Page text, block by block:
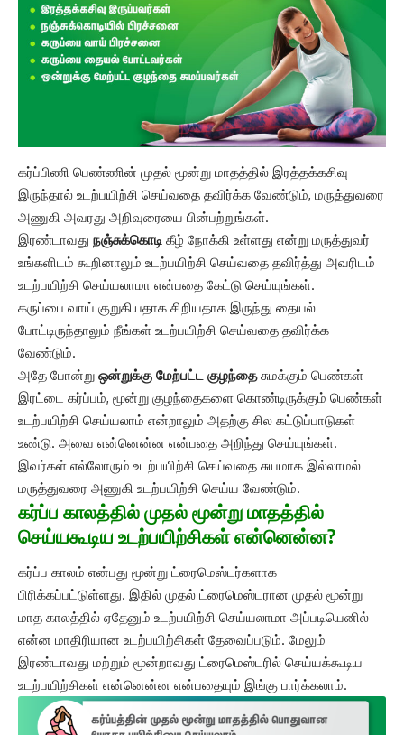
கர்ப்பிணி பெண்ணின் முதல் மூன்று மாதத்தில் இரத்தக்கசிவு
இருந்தால் உடற்பயிற்சி செய்வதை தவிர்க்க வேண்டும், மருத்துவரை
அணுகி அவரது அறிவுரையை பின்பற்றுங்கள்.
இரண்டாவது நஞ்சுக்கொடி கீழ் நோக்கி உள்ளது என்று மருத்துவர்
உங்களிடம் கூறினாலும் உடற்பயிற்சி செய்வதை தவிர்த்து அவரிடம்
உடற்பயிற்சி செய்யலாமா என்பதை கேட்டு செய்யுங்கள்.
கருப்பை வாய் குறுகியதாக சிறியதாக இருந்து தையல்
போட்டிருந்தாலும் நீங்கள் உடற்பயிற்சி செய்வதை தவிர்க்க
வேண்டும்.
அதே போன்று ஒன்றுக்கு மேற்பட்ட குழந்தைசுமக்கும் பெண்கள்
இரட்டை கர்ப்பம், மூன்று குழந்தைகளை கொண்டிருக்கும் பெண்கள்
உடற்பயிற்சி செய்யலாம் என்றாலும் அதற்கு சில கட்டுப்பாடுகள்
உண்டு. அவை என்னென்ன என்பதை அறிந்து செய்யுங்கள்.
இவர்கள் எல்லோரும் உடற்பயிற்சி செய்வதை சுயமாக இல்லாமல்
மருத்துவரை அணுகி உடற்பயிற்சி செய்ய வேண்டும்.
கர்ப்ப காலத்தில் முதல் மூன்று மாதத்தில்
செய்யகூடிய உடற்பயிற்சிகள் என்னென்ன?
கர்ப்ப காலம் என்பது மூன்று ட்ரைமெஸ்டர்களாக
பிரிக்கப்பட்டுள்ளது. இதில் முதல் ட்ரைமெஸ்டரான முதல் மூன்று
மாத காலத்தில் ஏதேனும் உடற்பயிற்சி செய்யலாமா அப்படியெனில்
என்ன மாதிரியான உடற்பயிற்சிகள் தேவைப்படும். மேலும்
இரண்டாவது மற்றும் மூன்றாவது ட்ரைமெஸ்டரில் செய்யக்கூடிய
உடற்பயிற்சிகள் என்னென்ன என்பதையும் இங்கு பார்க்கலாம்.